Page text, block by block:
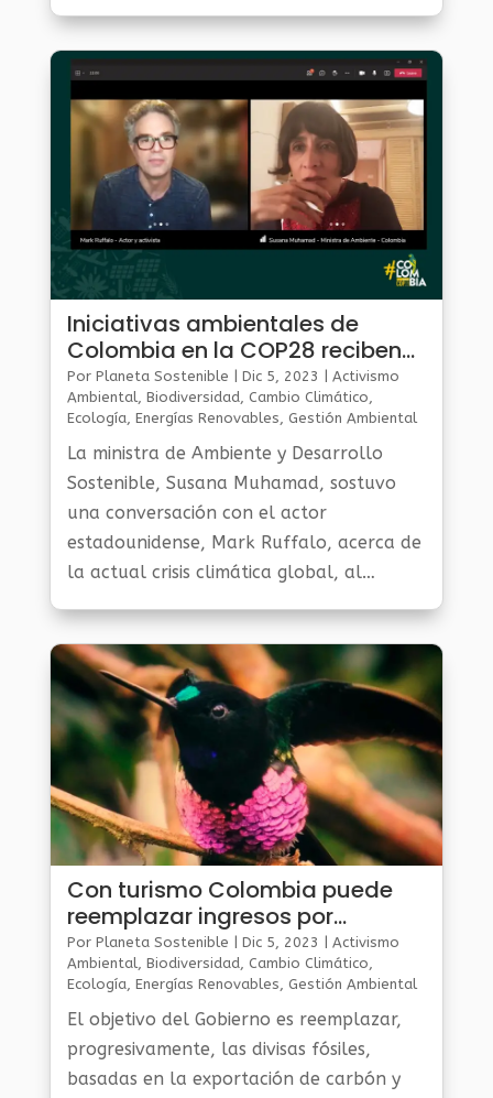
Iniciativas ambientales de
Colombia en la COP28 reciben
apoyo del actor Mark Ruffalo
Por Planeta Sostenible | Dic 5, 2023 | Activismo
Ambiental Biodiversidad Cambio Climático
Ecología Energías Renovables Gestión Ambiental
Al Día, Planeta Verde
La ministra de Ambiente y Desarrollo
Sostenible, Susana Muhamad, sostuvo
una conversación con el actor
estadounidense, Mark Ruffalo, acerca de
la actual crisis climática global, al
Unidas sobre el Cambio Climático de
2023.
Con turismo Colombia puede
reemplazar ingresos por
extracción de carbón
Por Planeta Sostenible | Dic 5, 2023 | Activismo
Ambiental Biodiversidad Cambio Climático
Ecología Energías Renovables Gestión Ambiental
Al Día,Planeta Verde
El objetivo del Gobierno es reemplazar,
progresivamente, las divisas fósiles,
basadas en la exportación de carbón y